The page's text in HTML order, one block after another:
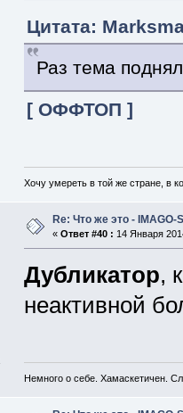
Цитата:
Раз тема
[ ОФФТОП ]
Хочу умереть в той же стране, в
Re: Что же это - IMAGO-
« Ответ #40 : 14 Января
Дубликатор,
неактивной
Немного о себе. Хамаскетичен.